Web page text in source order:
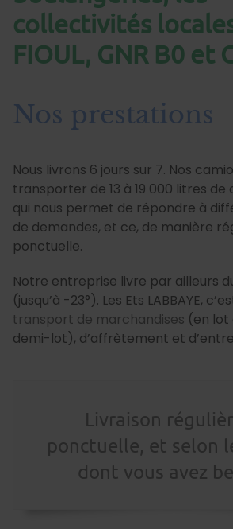
collectivités
FIOUL, GNR B0 et
Nos prestations
Nous livrons 6 jours sur 7. Nos
transporter de 13 à 19 000 litres
qui nous permet de répondre à
de demandes, et ce, de manière
ponctuelle.
Notre entreprise livre par ailleurs
(jusqu’à -23°). Les Ets LABBAYE,
transport de marchandises (en
demi-lot), d’affrètement et
Livraison
ponctuelle, et selon
dont vous avez